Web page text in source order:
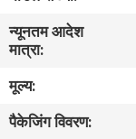
में
कारखाना
भ्रमण
न्यूनतम आदेश
मात्रा:
मूल्य:
पैकेजिंग विवरण: